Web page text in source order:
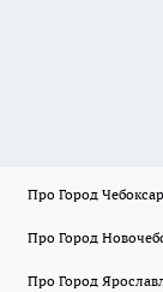
Про Город
Про Город
Про Город